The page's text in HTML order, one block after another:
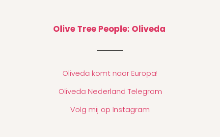
Olive Tree People: Oliveda
Oliveda komt naar Europa!
Oliveda Nederland Telegram
Volg mij op Instagram